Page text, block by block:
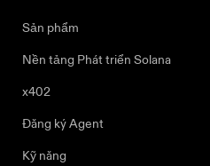
Sản phẩm
Nền tảng Phát triển Solana
x402
Đăng ký Agent
Kỹ năng